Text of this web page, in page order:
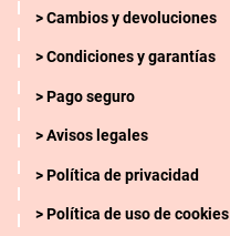
Cambios y devoluciones
Condiciones y garantías
Pago seguro
Avisos legales
Política de privacidad
Política de uso de cookies